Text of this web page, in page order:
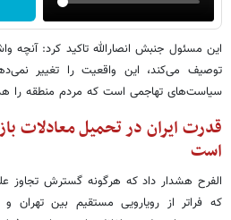
این مسئول جنبش انصارالله تاکید کرد: آنچه
توصیف می‌کند، این واقعیت را تغییر
سیاست‌های تهاجمی است که مردم منطقه را
قدرت ایران در تحمیل معادلات
است
الفرح هشدار داد که هرگونه گسترش تجاوز
که فراتر از رویارویی مستقیم بین